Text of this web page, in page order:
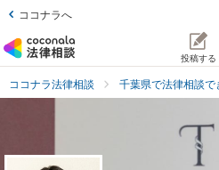
ココナラへ
投稿する
ココナラ法律相談 千葉県で法律相談で